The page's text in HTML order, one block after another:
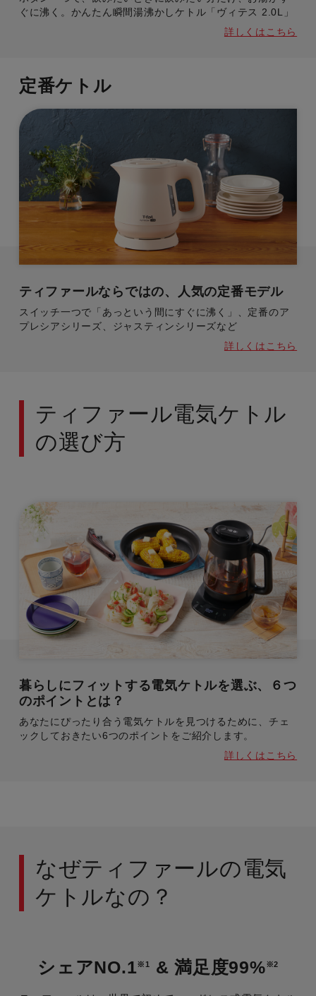
ぐに沸く。かんたん瞬間湯沸かしケトル「ヴィテス 2.0L」
詳しくはこちら
定番ケトル
ティファールならではの、人気の定番モデル
スイッチ一つで「あっという間にすぐに沸く」、定番のア
プレシアシリーズ、ジャスティンシリーズなど
詳しくはこちら
ティファール電気ケトル
の選び方
暮らしにフィットする電気ケトルを選ぶ、６つ
のポイントとは？
あなたにぴったり合う電気ケトルを見つけるために、チェ
ックしておきたい6つのポイントをご紹介します。
詳しくはこちら
なぜティファールの電気
ケトルなの？
シェアNO.1※1 & 満足度99%※2